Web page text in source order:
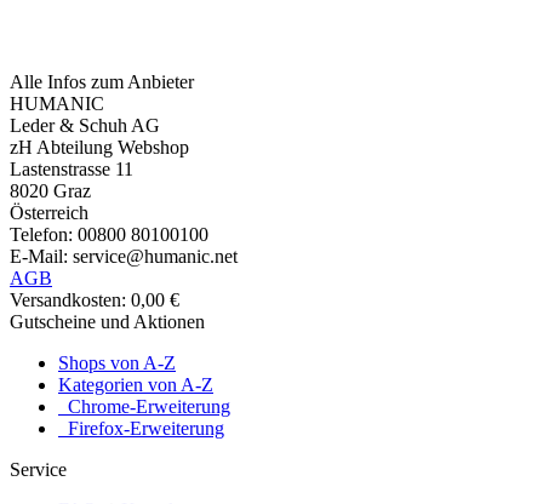
Alle Infos zum Anbieter
HUMANIC
Leder & Schuh AG
zH Abteilung Webshop
Lastenstrasse 11
8020 Graz
Österreich
Telefon: 00800 80100100
E-Mail: service@humanic.net
AGB
Versandkosten: 0,00 €
Gutscheine und Aktionen
Shops von A-Z
Kategorien von A-Z
Chrome-Erweiterung
Firefox-Erweiterung
Service